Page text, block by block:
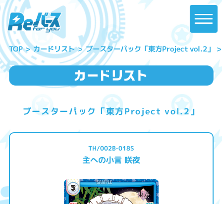
TOP カードリスト ブースターパック「東方Project vol.2」
ブースターパック「東方Project vol.2」
TH/002B-018S
主への小言 咲夜